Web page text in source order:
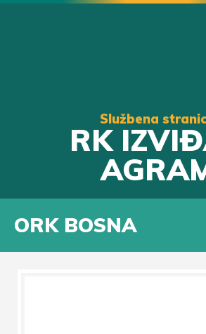
Službena
RK
ORK BOSNA